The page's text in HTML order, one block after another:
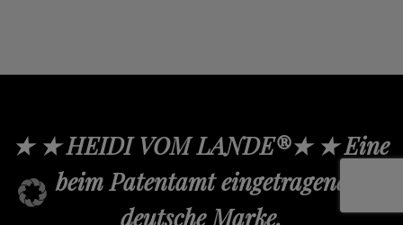
★ ★ HEIDI VOM LANDE®★ ★ Eine
beim Patentamt eingetragene
deutsche Marke.